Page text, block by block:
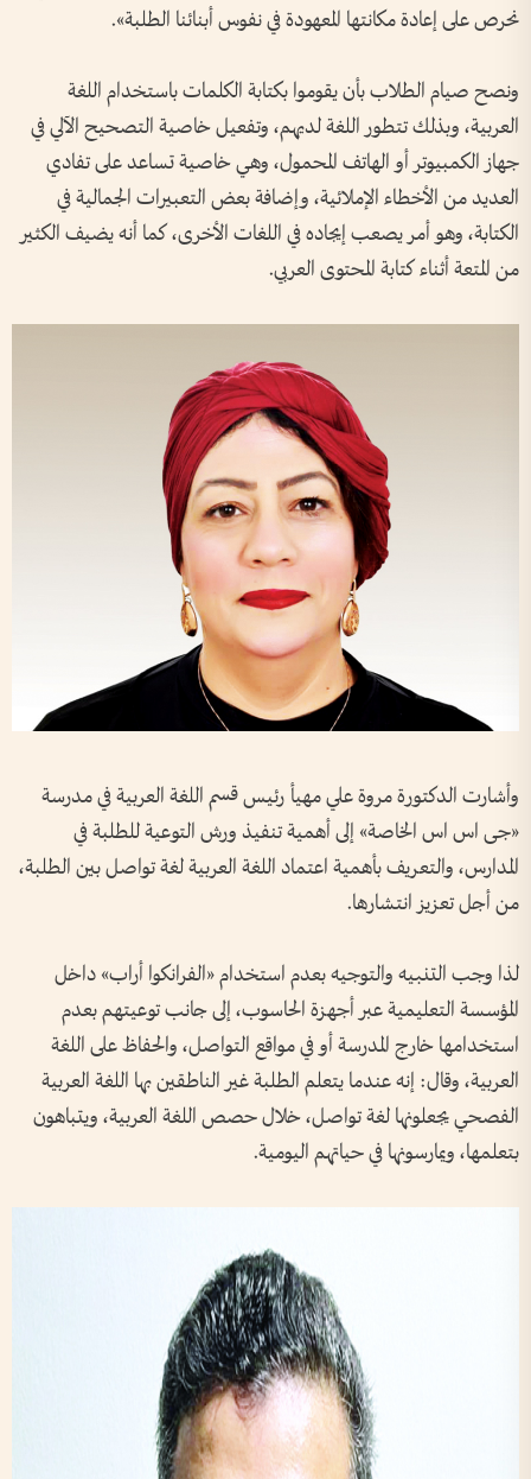
نحرص على إعادة مكانتها المعهودة في نفوس أبنائنا الطلبة».
ونصح صيام الطلاب بأن يقوموا بكتابة الكلمات باستخدام اللغة
العربية، وبذلك تتطور اللغة لديهم، وتفعيل خاصية التصحيح الآلي في
جهاز الكمبيوتر أو الهاتف المحمول، وهي خاصية تساعد على تفادي
العديد من الأخطاء الإملائية، وإضافة بعض التعبيرات الجمالية في
الكتابة، وهو أمر يصعب إيجاده في اللغات الأخرى، كما أنه يضيف الكثير
من المتعة أثناء كتابة المحتوى العربي.
وأشارت الدكتورة مروة علي مهيأ رئيس قسم اللغة العربية في مدرسة
«جى اس اس الخاصة» إلى أهمية تنفيذ ورش التوعية للطلبة في
المدارس، والتعريف بأهمية اعتماد اللغة العربية لغة تواصل بين الطلبة،
من أجل تعزيز انتشارها.
لذا وجب التنبيه والتوجيه بعدم استخدام «الفرانكوا أراب» داخل
المؤسسة التعليمية عبر أجهزة الحاسوب، إلى جانب توعيتهم بعدم
استخدامها خارج المدرسة أو في مواقع التواصل، والحفاظ على اللغة
العربية، وقال: إنه عندما يتعلم الطلبة غير الناطقين بها اللغة العربية
الفصحي يجعلونها لغة تواصل، خلال حصص اللغة العربية، ويتباهون
بتعلمها، ويمارسونها في حياتهم اليومية.